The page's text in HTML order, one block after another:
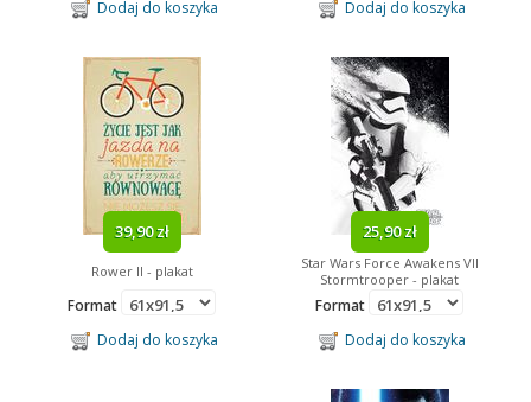
Dodaj do koszyka Dodaj do koszyka
39,90 zł
Rower II - plakat
Format
Dodaj do koszyka
25,90 zł
Star Wars Force Awakens VII
Stormtrooper - plakat
Format
Dodaj do koszyka